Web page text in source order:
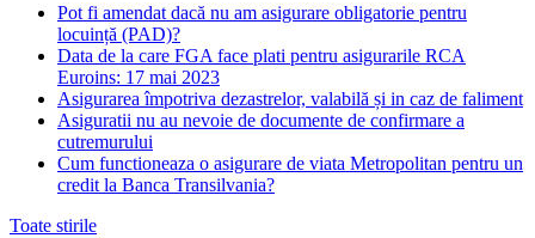
Pot fi amendat dacă nu am asigurare obligatorie pentru
locuință (PAD)?
Data de la care FGA face plati pentru asigurarile RCA
Euroins: 17 mai 2023
Asigurarea împotriva dezastrelor, valabilă și in caz de faliment
Asiguratii nu au nevoie de documente de confirmare a
cutremurului
Cum functioneaza o asigurare de viata Metropolitan pentru un
credit la Banca Transilvania?
Toate stirile